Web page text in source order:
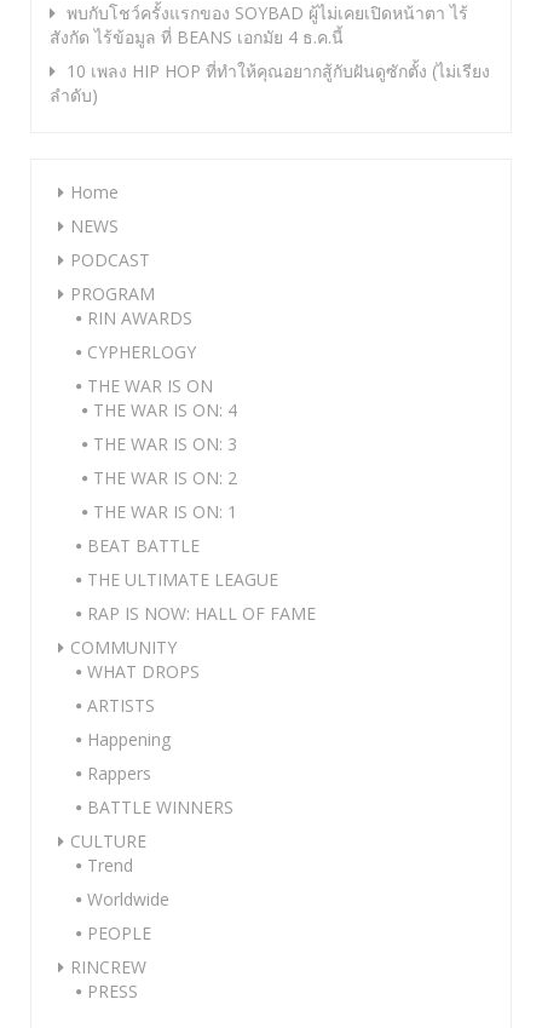
พบกับโชว์ครั้งแรกของ SOYBAD ผู้ไม่เคยเปิดหน้าตา ไร้
สังกัด ไร้ข้อมูล ที่ BEANS เอกมัย 4 ธ.ค.นี้
10 เพลง HIP HOP ที่ทำให้คุณอยากสู้กับฝันดูซักตั้ง (ไม่เรียง
ลำดับ)
Home
NEWS
PODCAST
PROGRAM
RIN AWARDS
CYPHERLOGY
THE WAR IS ON
THE WAR IS ON: 4
THE WAR IS ON: 3
THE WAR IS ON: 2
THE WAR IS ON: 1
BEAT BATTLE
THE ULTIMATE LEAGUE
RAP IS NOW: HALL OF FAME
COMMUNITY
WHAT DROPS
ARTISTS
Happening
Rappers
BATTLE WINNERS
CULTURE
Trend
Worldwide
PEOPLE
RINCREW
PRESS